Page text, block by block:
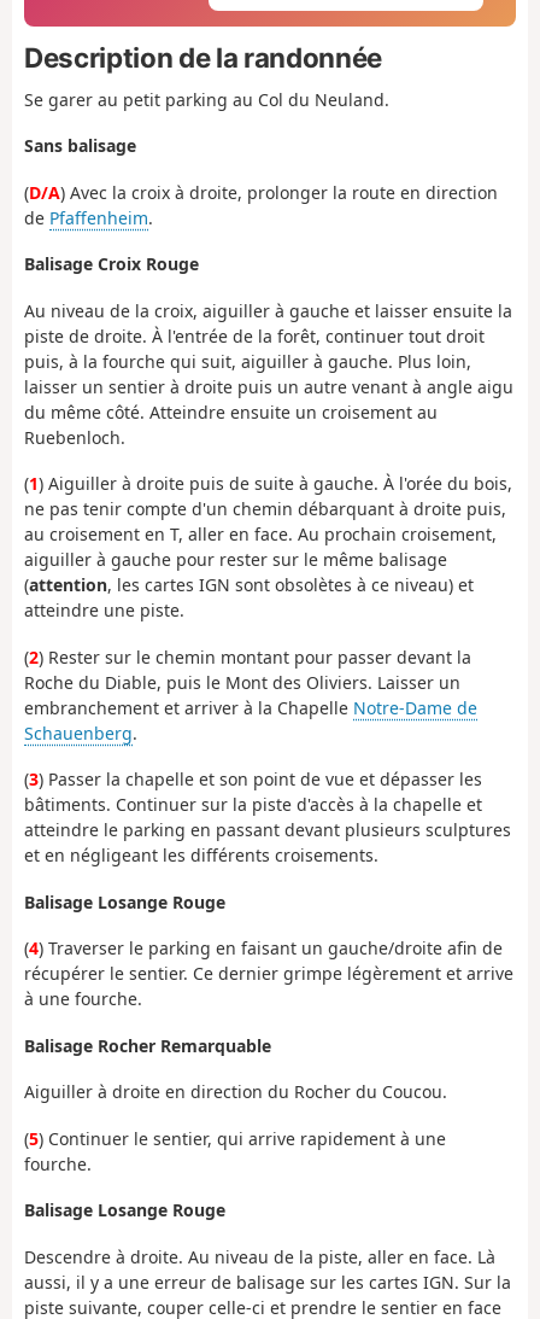
Description de la randonnée
Se garer au petit parking au Col du Neuland.
Sans balisage
(D/A) Avec la croix à droite, prolonger la route en direction
de Pfaffenheim.
Balisage Croix Rouge
Au niveau de la croix, aiguiller à gauche et laisser ensuite la
piste de droite. À l'entrée de la forêt, continuer tout droit
puis, à la fourche qui suit, aiguiller à gauche. Plus loin,
laisser un sentier à droite puis un autre venant à angle aigu
du même côté. Atteindre ensuite un croisement au
Ruebenloch.
(1) Aiguiller à droite puis de suite à gauche. À l'orée du bois,
ne pas tenir compte d'un chemin débarquant à droite puis,
au croisement en T, aller en face. Au prochain croisement,
aiguiller à gauche pour rester sur le même balisage
(attention, les cartes IGN sont obsolètes à ce niveau) et
atteindre une piste.
(2) Rester sur le chemin montant pour passer devant la
Roche du Diable, puis le Mont des Oliviers. Laisser un
embranchement et arriver à la Chapelle Notre-Dame de
Schauenberg.
(3) Passer la chapelle et son point de vue et dépasser les
bâtiments. Continuer sur la piste d'accès à la chapelle et
atteindre le parking en passant devant plusieurs sculptures
et en négligeant les différents croisements.
Balisage Losange Rouge
(4) Traverser le parking en faisant un gauche/droite afin de
récupérer le sentier. Ce dernier grimpe légèrement et arrive
à une fourche.
Balisage Rocher Remarquable
Aiguiller à droite en direction du Rocher du Coucou.
(5) Continuer le sentier, qui arrive rapidement à une
fourche.
Balisage Losange Rouge
Descendre à droite. Au niveau de la piste, aller en face. Là
aussi, il y a une erreur de balisage sur les cartes IGN. Sur la
piste suivante, couper celle-ci et prendre le sentier en face